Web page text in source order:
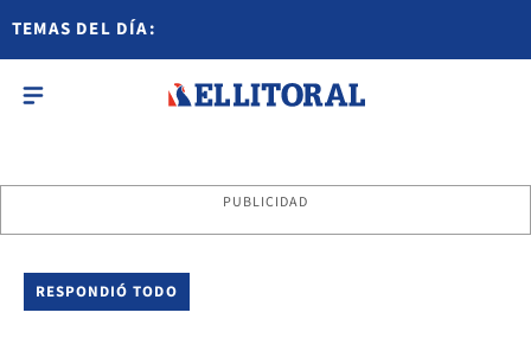
TEMAS DEL DÍA:
PUBLICIDAD
RESPONDIÓ TODO